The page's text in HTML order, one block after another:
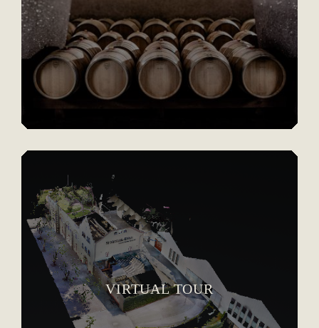
VIRTUAL TOUR